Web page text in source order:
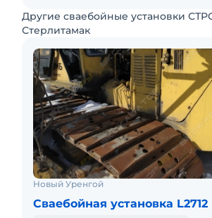
Другие сваебойные установки
Стерлитамак
Новый Уренгой
Сваебойная установка L2712